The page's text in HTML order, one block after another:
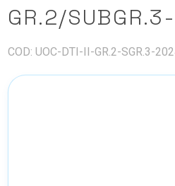
GR.2/
COD: UOC-DTI-II-GR.2-SGR.3-